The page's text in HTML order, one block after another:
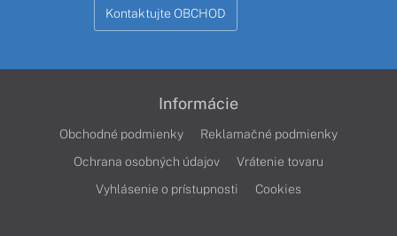
Kontaktujte OBCHOD
Informácie
Obchodné podmienky
Reklamačné podmienky
Ochrana osobných údajov
Vrátenie tovaru
Vyhlásenie o prístupnosti
Cookies